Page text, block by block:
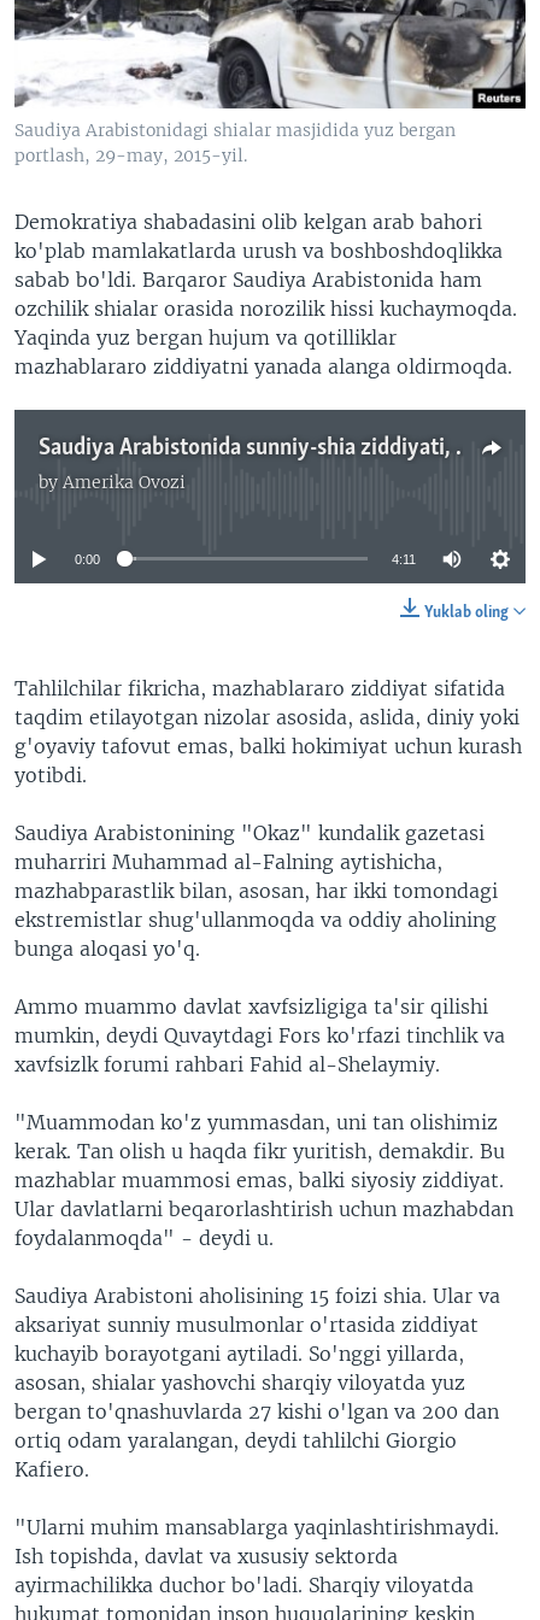
VIDEO
XABARLAR SURATLARDA
ODNOKLASSNIKI
TELEGRAM
TWITTER
SOUNDCLOUD
VOA
Saudiya Arabistonidagi shialar masjidida yuz bergan
portlash, 29-may, 2015-yil.
Demokratiya shabadasini olib kelgan arab bahori
ko'plab mamlakatlarda urush va boshboshdoqlikka
sabab bo'ldi. Barqaror Saudiya Arabistonida ham
ozchilik shialar orasida norozilik hissi kuchaymoqda.
Yaqinda yuz bergan hujum va qotilliklar
mazhablararo ziddiyatni yanada alanga oldirmoqda.
Saudiya Arabistonida sunniy-shia ziddiyati, Behzod Muhammadiy
by Amerika Ovozi
No media source currently available
0:00 4:11
Yuklab oling
Tahlilchilar fikricha, mazhablararo ziddiyat sifatida
taqdim etilayotgan nizolar asosida, aslida, diniy yoki
g'oyaviy tafovut emas, balki hokimiyat uchun kurash
yotibdi.
Saudiya Arabistonining "Okaz" kundalik gazetasi
muharriri Muhammad al-Falning aytishicha,
mazhabparastlik bilan, asosan, har ikki tomondagi
ekstremistlar shug'ullanmoqda va oddiy aholining
bunga aloqasi yo'q.
Ammo muammo davlat xavfsizligiga ta'sir qilishi
mumkin, deydi Quvaytdagi Fors ko'rfazi tinchlik va
xavfsizlk forumi rahbari Fahid al-Shelaymiy.
"Muammodan ko'z yummasdan, uni tan olishimiz
kerak. Tan olish u haqda fikr yuritish, demakdir. Bu
mazhablar muammosi emas, balki siyosiy ziddiyat.
Ular davlatlarni beqarorlashtirish uchun mazhabdan
foydalanmoqda" - deydi u.
Saudiya Arabistoni aholisining 15 foizi shia. Ular va
aksariyat sunniy musulmonlar o'rtasida ziddiyat
kuchayib borayotgani aytiladi. So'nggi yillarda,
asosan, shialar yashovchi sharqiy viloyatda yuz
bergan to'qnashuvlarda 27 kishi o'lgan va 200 dan
ortiq odam yaralangan, deydi tahlilchi Giorgio
Kafiero.
"Ularni muhim mansablarga yaqinlashtirishmaydi.
Ish topishda, davlat va xususiy sektorda
ayirmachilikka duchor bo'ladi. Sharqiy viloyatda
hukumat tomonidan inson huquqlarining keskin